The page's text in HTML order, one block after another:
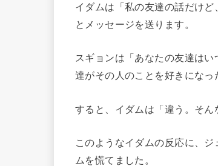
イダムは「私の友達の話だけど
とメッセージを送ります。
スギョンは「あなたの友達は
達がその人のことを好きになっ
すると、イダムは「違う。そん
このようなイダムの反応に、
ムを慌てました。